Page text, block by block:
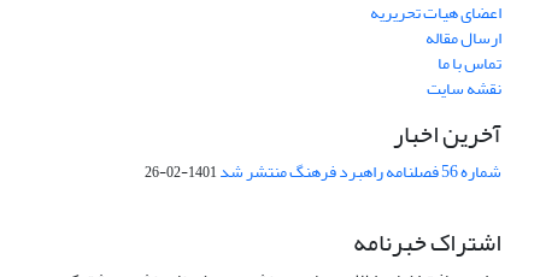
اعضای هیات تحریریه
ارسال مقاله
تماس با ما
نقشه سایت
آخرین اخبار
شماره 56 فصلنامه راهبرد فرهنگ منتشر شد 1401-02-26
اشتراک خبرنامه